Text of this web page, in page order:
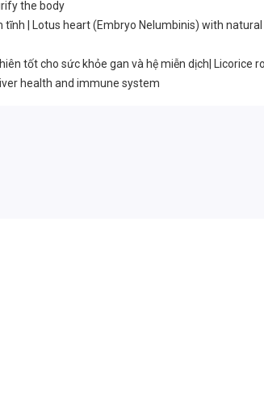
the body
tĩnh | Lotus heart (Embryo Nelumbinis) with
tốt cho sức khỏe gan và hệ miễn dịch| Licorice
health and immune system